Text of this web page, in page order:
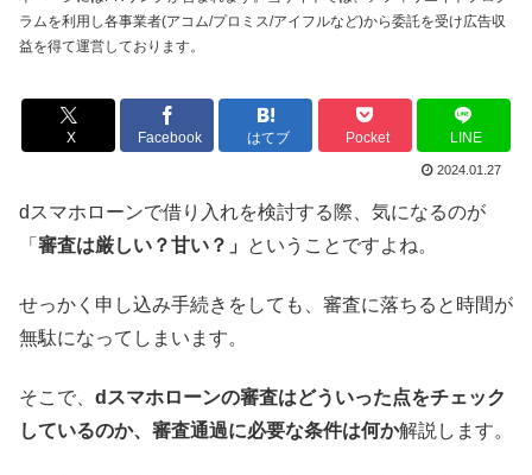
ラムを利用し各事業者(アコム/プロミス/アイフルなど)から委託を受け広告収
益を得て運営しております。
X Facebook はてブ Pocket LINE
2024.01.27
dスマホローンで借り入れを検討する際、気になるのが
「 審査は厳しい？甘い？」 ということですよね。
せっかく申し込み手続きをしても、審査に落ちると時間が
無駄になってしまいます。
そこで、 dスマホローンの審査はどういった点をチェック
しているのか、審査通過に必要な条件は何か解説します。